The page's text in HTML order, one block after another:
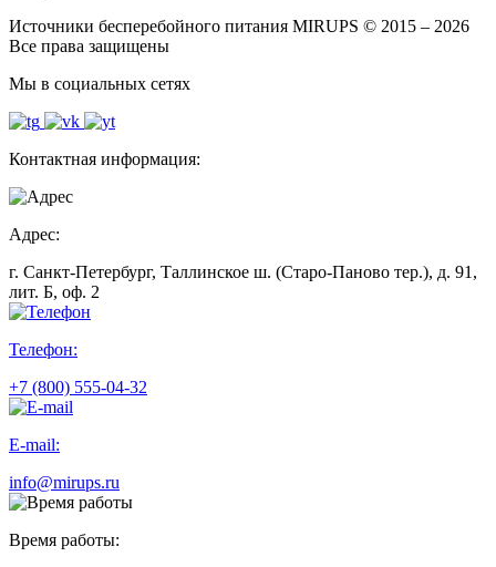
Источники бесперебойного питания MIRUPS © 2015 – 2026
Все права защищены
Мы в социальных сетях
Контактная информация:
Адрес:
г. Санкт-Петербург, Таллинское ш. (Старо-Паново тер.), д. 91,
лит. Б, оф. 2
Телефон:
+7 (800) 555-04-32
E-mail:
info@mirups.ru
Время работы: